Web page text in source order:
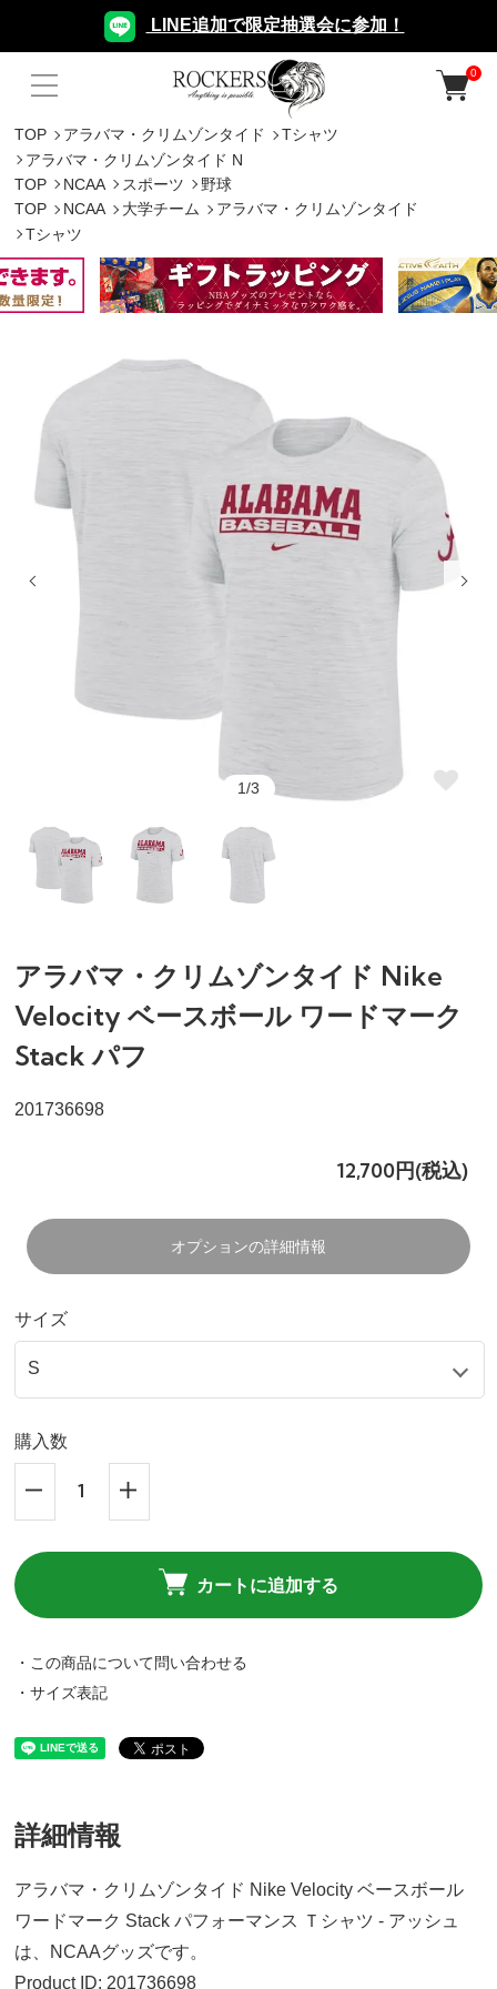
LINE追加で限定抽選会に参加！
0
TOP アラバマ・クリムゾンタイド
Tシャツ
アラバマ・クリムゾンタイド N
TOP
NCAA スポーツ
野球
TOP
NCAA 大学チーム
アラバマ・クリムゾンタイド
Tシャツ
1/3
アラバマ・クリムゾンタイド Nike
Velocity ベースボール ワードマーク
Stack パフ
201736698
12,700円(税込)
オプションの詳細情報
サイズ
購入数
カートに追加する
・この商品について問い合わせる
・サイズ表記
詳細情報
アラバマ・クリムゾンタイド Nike Velocity ベースボール
ワードマーク Stack パフォーマンス Ｔシャツ - アッシュ
は、NCAAグッズです。
Product ID: 201736698